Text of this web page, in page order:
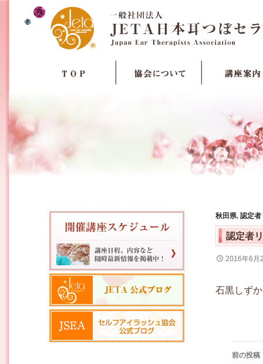
秋田県, 認定者
認定者
2016年6月
石黒しずか
投稿
前の投稿